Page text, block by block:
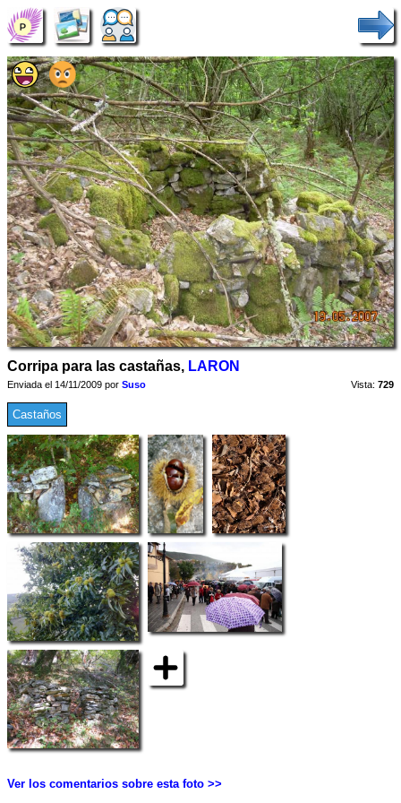
Corripa para las castañas, LARON
Enviada el 14/11/2009 por Suso Vista: 729
Castaños
Ver los comentarios sobre esta foto >>